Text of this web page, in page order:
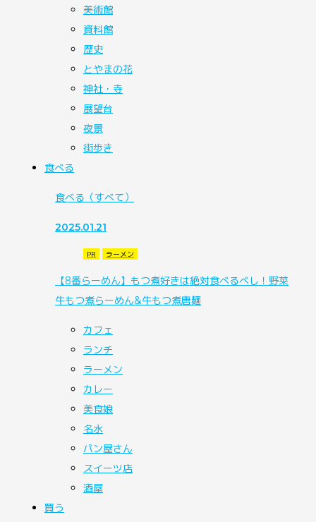
美術館
資料館
歴史
とやまの花
神社・寺
展望台
夜景
街歩き
食べる
食べる （すべて）
2025.01.21
PR ラーメン
【8番らーめん】もつ煮好きは絶対食べるべし！野菜
牛もつ煮らーめん&牛もつ煮唐麺
カフェ
ランチ
ラーメン
カレー
美食娘
名水
パン屋さん
スイーツ店
酒屋
買う